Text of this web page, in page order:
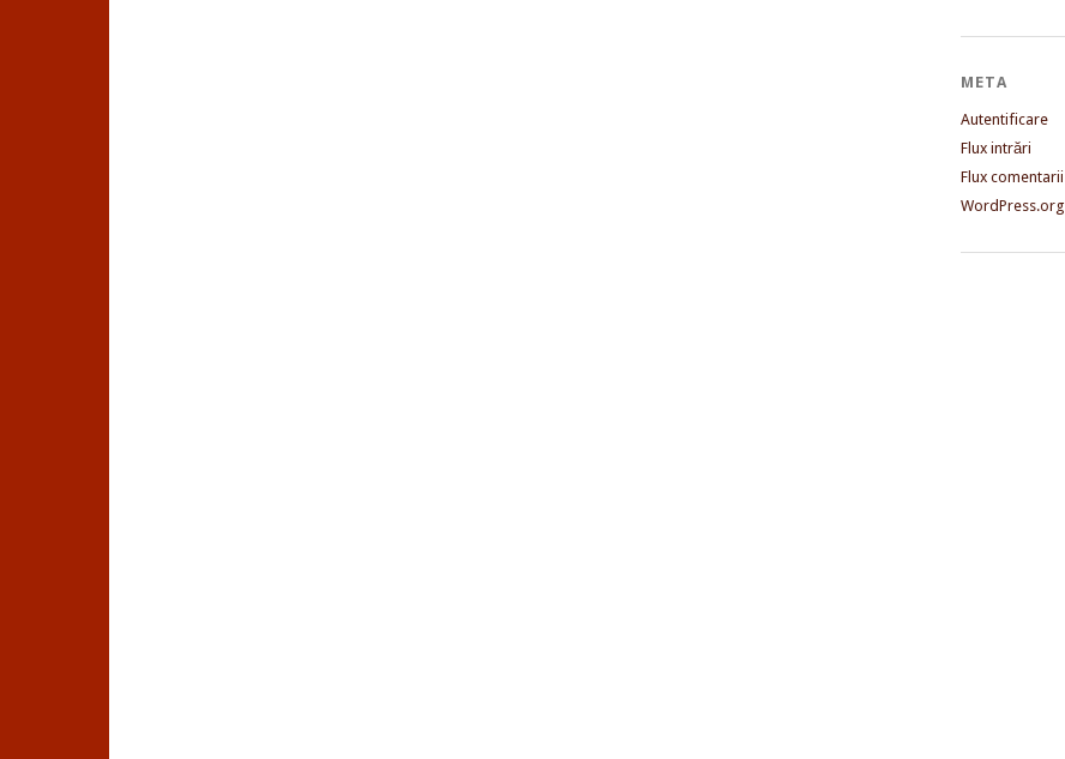
META
Autentificare
Flux intrări
Flux comentarii
WordPress.org